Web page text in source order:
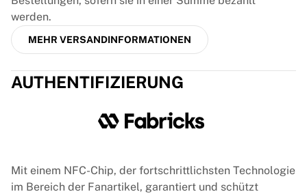
werden.
MEHR VERSANDINFORMATIONEN
AUTHENTIFIZIERUNG
Mit einem NFC-Chip, der fortschrittlichsten Technologie
im Bereich der Fanartikel, garantiert und schützt